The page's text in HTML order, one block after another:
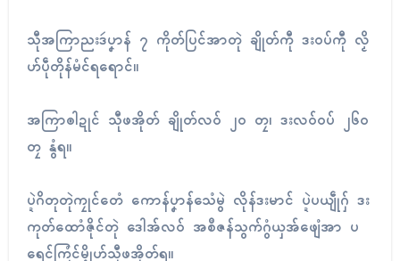
သီုအကြာညးဒဴပၞာန် ၇ ကိုတ်ပြၚ်အာတုဲ ချိုတ်ကီု ဒးဝပ်ကီု လၟိ
ဟ်ပဵုတိုန်မံၚ်ရရောၚ်။
အကြာၜါဍုၚ် သီုဖအိုတ် ချိုတ်လဝ် ၂၀ တၠ၊ ဒးလဝ်ဝပ် ၂၆၀
တၠ နွံရ။
ပ္ဍဲဂိတုတုဲကၠုၚ်တေံ ကောန်ပၞာန်သေံမွဲ လိုန်ဒးမာၚ် ပ္ဍဲပယျဵုဂှ် ဒး
ကုတ်ထောံဇိုၚ်တုဲ ဒေါအ်လဝ် အစဳဇန်သွက်ဂွံယှအ်ဖျေံအာ ပ
ရေၚ်ကြံၚ်မ္ၚိုဟ်သီုဖအိုတ်ရ။